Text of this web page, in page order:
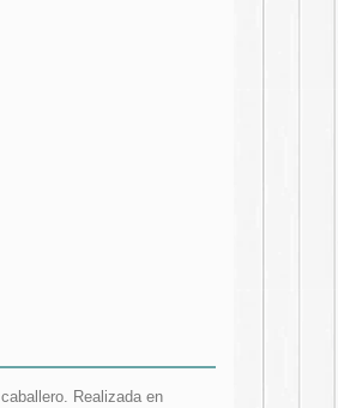
Realizada en